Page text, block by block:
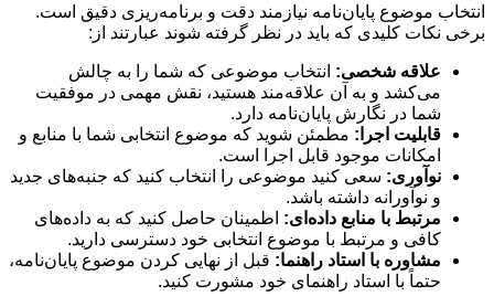
انتخاب موضوع پایان‌نامه نیازمند دقت و برنامه‌ریزی دقیق است.
برخی نکات کلیدی که باید در نظر گرفته شوند عبارتند از:
علاقه شخصی: انتخاب موضوعی که شما را به چالش
می‌کشد و به آن علاقه‌مند هستید، نقش مهمی در موفقیت
شما در نگارش پایان‌نامه دارد.
قابلیت اجرا: مطمئن شوید که موضوع انتخابی شما با منابع و
امکانات موجود قابل اجرا است.
نوآوری: سعی کنید موضوعی را انتخاب کنید که جنبه‌های جدید
و نوآورانه داشته باشد.
مرتبط با منابع داده‌ای: اطمینان حاصل کنید که به داده‌های
کافی و مرتبط با موضوع انتخابی خود دسترسی دارید.
مشاوره با استاد راهنما: قبل از نهایی کردن موضوع پایان‌نامه،
حتماً با استاد راهنمای خود مشورت کنید.